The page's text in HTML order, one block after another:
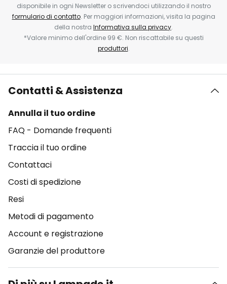
disponibile in ogni Newsletter o scrivendoci utilizzando il nostro
formulario di contatto. Per maggiori informazioni, visita la pagina
della nostra Informativa sulla privacy.
*Valore minimo dell'ordine 99 €. Non riscattabile su questi
produttori.
Contatti & Assistenza
Annulla il tuo ordine
FAQ - Domande frequenti
Traccia il tuo ordine
Contattaci
Costi di spedizione
Resi
Metodi di pagamento
Account e registrazione
Garanzie del produttore